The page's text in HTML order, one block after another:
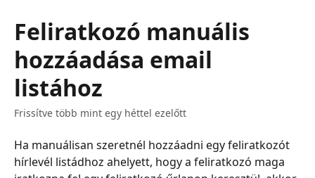
Feliratkozó manuális
hozzáadása email
listához
Frissítve több mint egy héttel ezelőtt
Ha manuálisan szeretnél hozzáadni egy feliratkozót
hírlevél listádhoz ahelyett, hogy a feliratkozó maga